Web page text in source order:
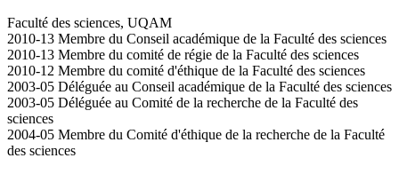
Faculté des sciences, UQAM
2010-13 Membre du Conseil académique de la Faculté des sciences
2010-13 Membre du comité de régie de la Faculté des sciences
2010-12 Membre du comité d'éthique de la Faculté des sciences
2003-05 Déléguée au Conseil académique de la Faculté des sciences
2003-05 Déléguée au Comité de la recherche de la Faculté des
sciences
2004-05 Membre du Comité d'éthique de la recherche de la Faculté
des sciences